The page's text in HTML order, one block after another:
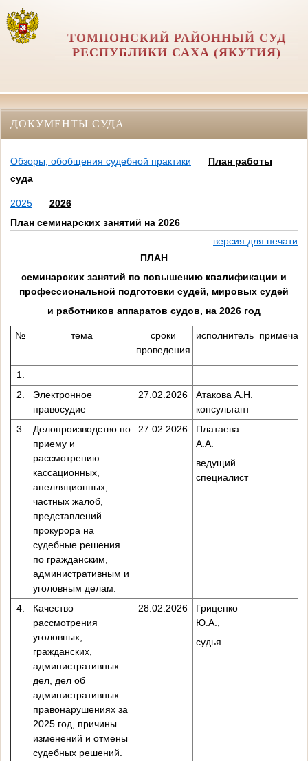
ТОМПОНСКИЙ РАЙОННЫЙ СУД
РЕСПУБЛИКИ САХА (ЯКУТИЯ)
ДОКУМЕНТЫ СУДА
Обзоры, обобщения судебной практики
План работы
суда
2025
2026
План семинарских занятий на 2026
версия для печати
ПЛАН
семинарских занятий по повышению квалификации и
профессиональной подготовки судей, мировых судей
и работников аппаратов судов, на 2026 год
№ тема
сроки
проведения
исполнитель
1.
2.
Электронное
правосудие
27.02.2026
Атакова А.Н.
консультант
3.
Делопроизводство по
приему и
рассмотрению
кассационных,
апелляционных,
частных жалоб,
представлений
прокурора на
судебные решения
по гражданским,
административным и
уголовным делам.
27.02.2026
Платаева
А.А.
ведущий
специалист
4.
Качество
рассмотрения
уголовных,
гражданских,
административных
дел, дел об
административных
правонарушениях за
2025 год, причины
изменений и отмены
судебных решений.
28.02.2026
Гриценко
Ю.А.,
судья